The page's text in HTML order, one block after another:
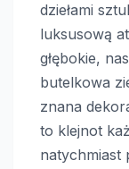
dziełami
luksusową
głębokie,
butelkowa
znana
to klejnot
natychmiast